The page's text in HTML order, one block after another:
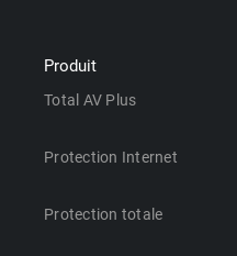
Produit
Total AV Plus
Protection Internet
Protection totale